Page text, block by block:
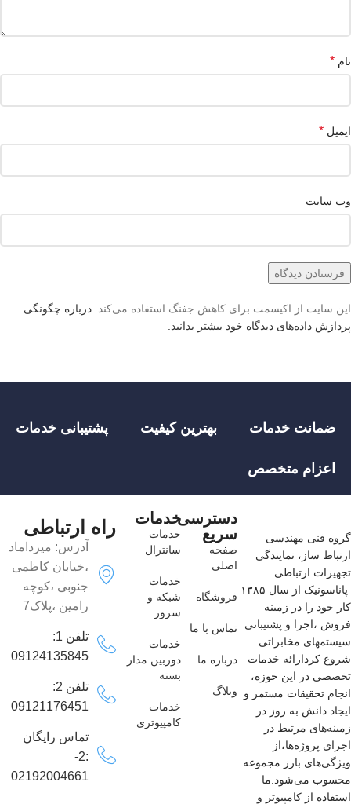
نام *
ایمیل *
وب‌ سایت
این سایت از اکیسمت برای کاهش جفنگ استفاده می‌کند. درباره چگونگی
پردازش داده‌های دیدگاه خود بیشتر بدانید.
ضمانت خدمات بهترین کیفیت پشتیبانی خدمات
اعزام متخصص
گروه فنی مهندسی
ارتباط ساز، نمایندگی
تجهیزات ارتباطی
پاناسونیک از سال ۱۳۸۵
کار خود را در زمینه
فروش ،اجرا و پشتیبانی
سیستمهای مخابراتی
شروع کردارائه خدمات
تخصصی در این حوزه،
انجام تحقیقات مستمر و
ایجاد دانش به‌ روز در
زمینه‌های مرتبط در
اجرای پروژه‌ها،از
ویژگی‌های بارز مجموعه
محسوب می‌شود.ما
استفاده از کامپیوتر و
دسترسی
سریع
صفحه
اصلی
فروشگاه
تماس با ما
درباره ما
وبلاگ
خدمات
خدمات
سانترال
خدمات
شبکه و
سرور
خدمات
دوربین مدار
بسته
خدمات
کامپیوتری
راه ارتباطی
آدرس: میرداماد
،خیابان کاظمی
جنوبی ،کوچه
رامین ،پلاک7
تلفن 1:
09124135845
تلفن 2:
09121176451
تماس رایگان
:2-
02192004661